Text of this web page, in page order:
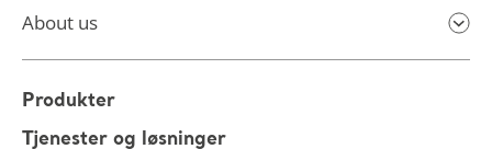
About us
Produkter
Tjenester og løsninger